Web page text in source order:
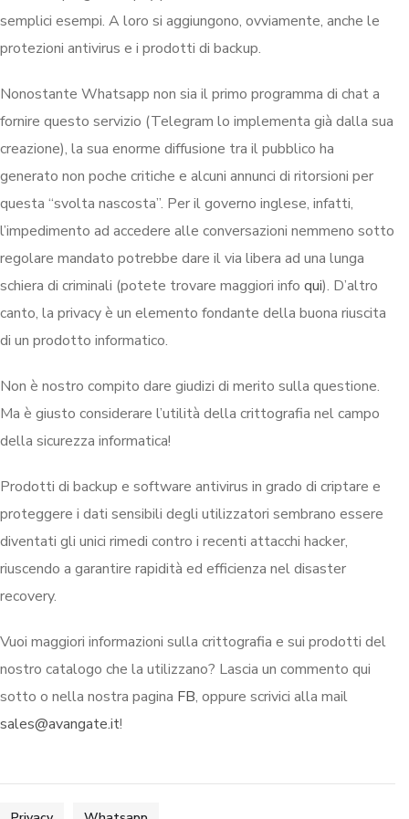
semplici esempi. A loro si aggiungono, ovviamente, anche le
protezioni antivirus e i prodotti di backup.
Nonostante Whatsapp non sia il primo programma di chat a
fornire questo servizio (Telegram lo implementa già dalla sua
creazione), la sua enorme diffusione tra il pubblico ha
generato non poche critiche e alcuni annunci di ritorsioni per
questa “svolta nascosta”. Per il governo inglese, infatti,
l’impedimento ad accedere alle conversazioni nemmeno sotto
regolare mandato potrebbe dare il via libera ad una lunga
schiera di criminali (potete trovare maggiori info qui). D’altro
canto, la privacy è un elemento fondante della buona riuscita
di un prodotto informatico.
Non è nostro compito dare giudizi di merito sulla questione.
Ma è giusto considerare l’utilità della crittografia nel campo
della sicurezza informatica!
Prodotti di backup e software antivirus in grado di criptare e
proteggere i dati sensibili degli utilizzatori sembrano essere
diventati gli unici rimedi contro i recenti attacchi hacker,
riuscendo a garantire rapidità ed efficienza nel disaster
recovery.
Vuoi maggiori informazioni sulla crittografia e sui prodotti del
nostro catalogo che la utilizzano? Lascia un commento qui
sotto o nella nostra pagina FB, oppure scrivici alla mail
sales@avangate.it!